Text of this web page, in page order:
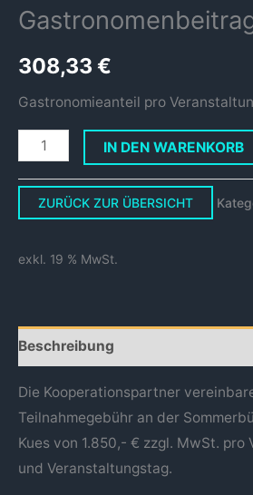
308,33 €
Gastronomieanteil pro
IN DEN WARENKORB
ZURÜCK ZUR ÜBERSICHT
exkl. 19 % MwSt.
Beschreibung
Die Kooperationspartner
Teilnahmegebühr an der
Kues von 1.850,- € zzgl. MwSt.
und Veranstaltungstag.